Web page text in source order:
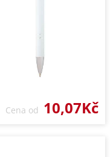
Cena od 10,07Kč